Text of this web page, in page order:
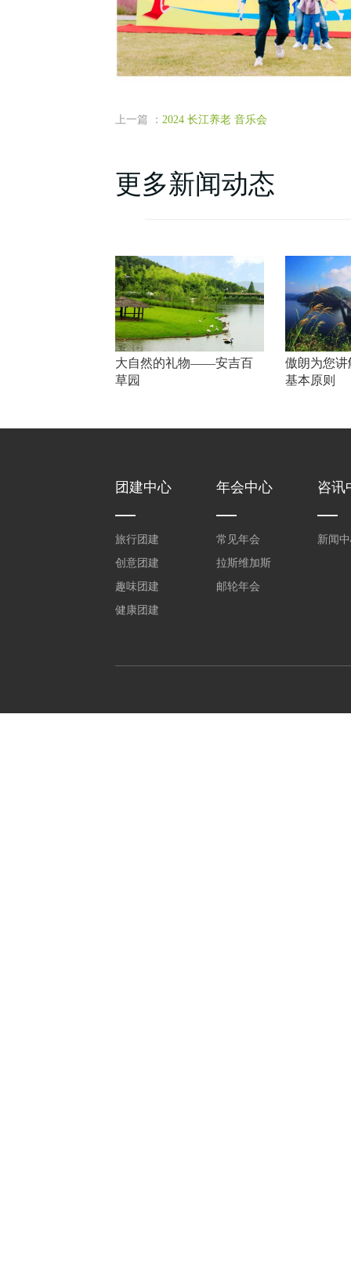
上一篇 ： 2024 长江养老 音乐会
更多新闻动态
大自然的礼物——安吉百
草园
傲朗为您
基本原则
团建中心
旅行团建
创意团建
趣味团建
健康团建
年会中心
常见年会
拉斯维加斯
邮轮年会
咨讯
新闻